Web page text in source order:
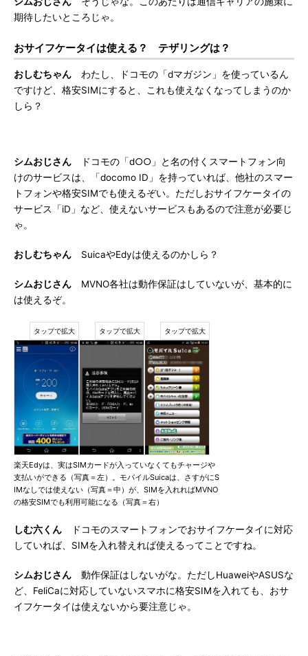
期待したいところじゃ。
おサイフケータイは使える？ テザリングは？
おしむちゃん わたし、ドコモの「dマガジン」を使っているん
ですけど、格安SIMにすると、これも使えなくなってしまうのか
しら？
シムおじさん ドコモの「d○○」と名の付くスマートフォン向
けのサービスは、「docomo ID」を持っていれば、他社のスマー
トフォンや格安SIMでも使えるぞい。ただしおサイフケータイの
サービス「iD」など、使えないサービスもあるので注意が必要じ
ゃ。
おしむちゃん SuicaやEdyは使えるのかしら？
シムおじさん MVNO各社は動作保証はしていないが、基本的に
は使えるぞ。
楽天Edyは、実はSIMカードが入っていなくてもチャージや
支払いができる（写真＝左）。モバイルSuicaは、さすがにS
IMなしでは使えない（写真＝中）が、SIMを入れればMVNO
の格安SIMでも利用可能になる（写真＝右）
しむ六くん ドコモのスマートフォンでおサイフケータイに対応
していれば、SIMを入れ替えれば使えるってことですね。
シムおじさん 動作保証はしないがな。ただしHuaweiやASUSな
ど、FeliCaに対応していないスマホに格安SIMを入れても、おサ
イフケータイは使えないから要注意じゃ。